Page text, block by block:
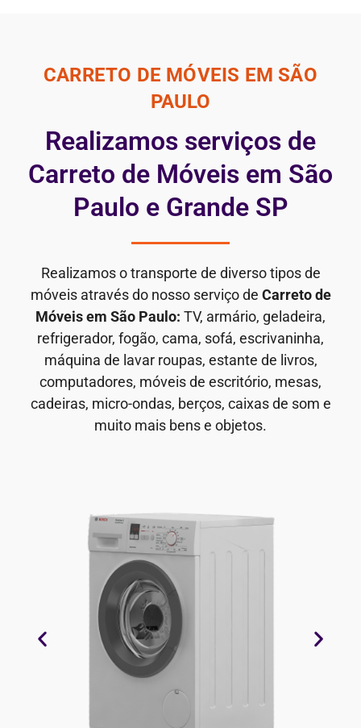
CARRETO DE MÓVEIS EM SÃO
PAULO
Realizamos serviços de
Carreto de Móveis em São
Paulo e Grande SP
Realizamos o transporte de diverso tipos de
móveis através do nosso serviço de Carreto de
Móveis em São Paulo: TV, armário, geladeira,
refrigerador, fogão, cama, sofá, escrivaninha,
máquina de lavar roupas, estante de livros,
computadores, móveis de escritório, mesas,
cadeiras, micro-ondas, berços, caixas de som e
muito mais bens e objetos.